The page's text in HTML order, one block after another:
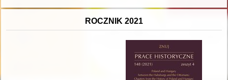
ROCZNIK 2021